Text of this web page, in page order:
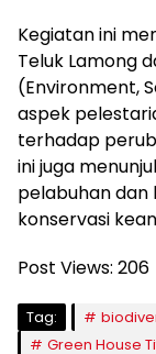
Kegiatan ini
Teluk Lamong
(Environment,
aspek
terhadap
ini juga
pelabuhan dan
konservasi
Post Views: 206
Tag:
Green House